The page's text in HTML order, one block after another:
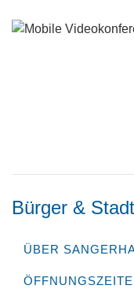
Bürger & Stadt
ÜBER